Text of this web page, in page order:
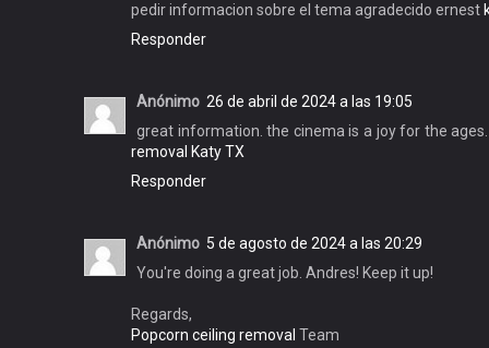
pedir informacion sobre el tema agradecido ernest
Responder
Anónimo 26 de abril de 2024 a las 19:05
great information. the cinema is a joy for the
removal Katy TX
Responder
Anónimo 5 de agosto de 2024 a las 20:29
You're doing a great job. Andres! Keep it up!
Regards,
Popcorn ceiling removal Team